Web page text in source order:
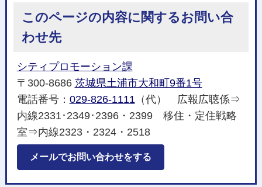
このページの内容に関するお問い合
わせ先
シティプロモーション課
〒300-8686 茨城県土浦市大和町9番1号
電話番号： 029-826-1111（代） 広報広聴係⇒
内線2331･2349･2396・2399 移住・定住戦略
室⇒内線2323・2324・2518
メールでお問い合わせをする